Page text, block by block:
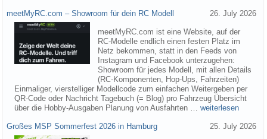
meetMyRC.com – Showroom für dein RC Modell 26. July 2026
meetMyRC.com ist eine Website, auf der
RC-Modelle endlich einen festen Platz im
Netz bekommen, statt in den Feeds von
Instagram und Facebook unterzugehen:
Showroom für jedes Modell, mit allen Details
(RC-Komponenten, Hop-Ups, Fahrzeiten)
Einmaliger, vierstelliger Modellcode zum einfachen Weitergeben per
QR-Code oder Nachricht Tagebuch (= Blog) pro Fahrzeug Übersicht
über die Hobby-Ausgaben Planung von Ausfahrten … weiterlesen
Großes MSP Sommerfest 2026 in Hamburg 25. July 2026